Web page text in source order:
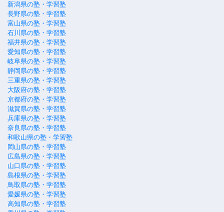
新潟県の塾・学習塾
長野県の塾・学習塾
富山県の塾・学習塾
石川県の塾・学習塾
福井県の塾・学習塾
愛知県の塾・学習塾
岐阜県の塾・学習塾
静岡県の塾・学習塾
三重県の塾・学習塾
大阪府の塾・学習塾
京都府の塾・学習塾
滋賀県の塾・学習塾
兵庫県の塾・学習塾
奈良県の塾・学習塾
和歌山県の塾・学習塾
岡山県の塾・学習塾
広島県の塾・学習塾
山口県の塾・学習塾
島根県の塾・学習塾
鳥取県の塾・学習塾
愛媛県の塾・学習塾
高知県の塾・学習塾